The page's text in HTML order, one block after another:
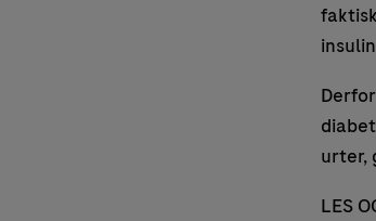
urter,
LES